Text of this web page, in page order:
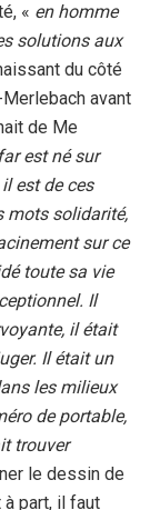
« en homme
solutions aux
du côté
avant
de Me
est né sur
est de ces
mots solidarité,
sur ce
toute sa vie
Il
il était
Il était un
les milieux
de portable,
trouver
le dessin de
part, il faut